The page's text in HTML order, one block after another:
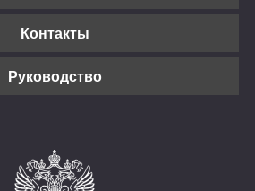
Контакты
Руководство